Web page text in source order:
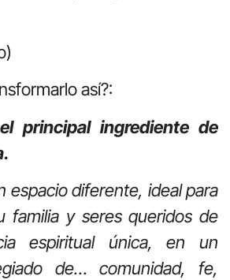
así?:
principal ingrediente de
espacio diferente, ideal para
familia y seres queridos de
espiritual única, en un
de… comunidad, fe,